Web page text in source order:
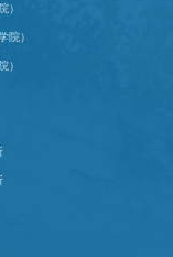
）
院）
）